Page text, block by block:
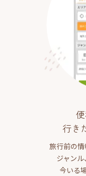
行き
旅行前の情
ジャンル
今いる